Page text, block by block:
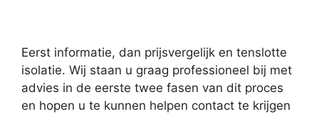
Eerst informatie, dan prijsvergelijk en tenslotte
isolatie. Wij staan u graag professioneel bij met
advies in de eerste twee fasen van dit proces
en hopen u te kunnen helpen contact te krijgen